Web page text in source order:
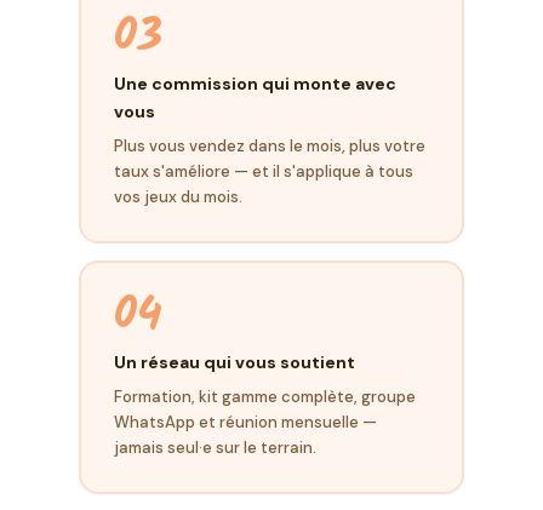
03
Une commission qui monte avec
vous
Plus vous vendez dans le mois, plus votre
taux s'améliore — et il s'applique à tous
vos jeux du mois.
04
Un réseau qui vous soutient
Formation, kit gamme complète, groupe
WhatsApp et réunion mensuelle —
jamais seul·e sur le terrain.